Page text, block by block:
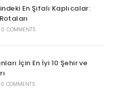
En Şifalı Kaplıcalar:
0 COMMENTS
İçin En İyi 10 Şehir ve
0 COMMENTS